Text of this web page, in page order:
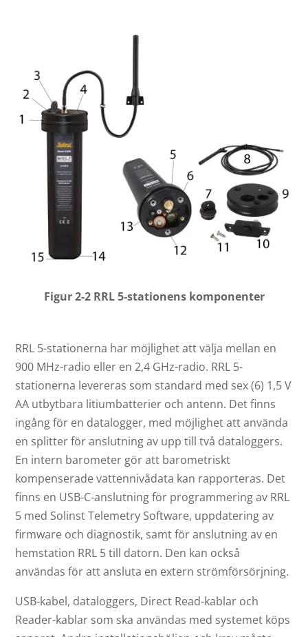
Figur 2-2 RRL 5-stationens komponenter
RRL 5-stationerna har möjlighet att välja mellan en
900 MHz-radio eller en 2,4 GHz-radio. RRL 5-
stationerna levereras som standard med sex (6) 1,5 V
AA utbytbara litiumbatterier och antenn. Det finns
ingång för en datalogger, med möjlighet att använda
en splitter för anslutning av upp till två dataloggers.
En intern barometer gör att barometriskt
kompenserade vattennivådata kan rapporteras. Det
finns en USB-C-anslutning för programmering av RRL
5 med Solinst Telemetry Software, uppdatering av
firmware och diagnostik, samt för anslutning av en
hemstation RRL 5 till datorn. Den kan också
användas för att ansluta en extern strömförsörjning.
USB-kabel, dataloggers, Direct Read-kablar och
Reader-kablar som ska användas med systemet köps